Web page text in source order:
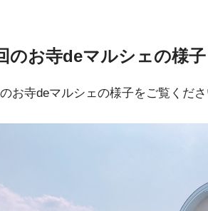
のお寺deマルシェの様子
お寺deマルシェの様子をご覧くだ